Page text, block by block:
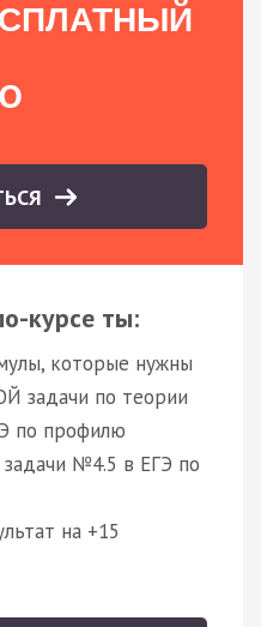
курсе ты:
которые нужны
задачи по теории
по профилю
№4.5 в ЕГЭ по
на +15